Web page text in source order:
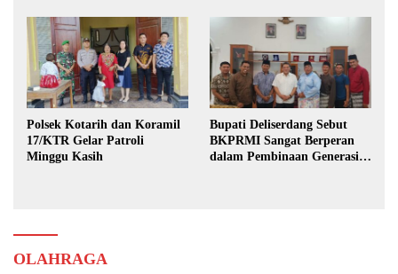
Polsek Kotarih dan Koramil
17/KTR Gelar Patroli
Minggu Kasih
Bupati Deliserdang Sebut
BKPRMI Sangat Berperan
dalam Pembinaan Generasi
OLAHRAGA